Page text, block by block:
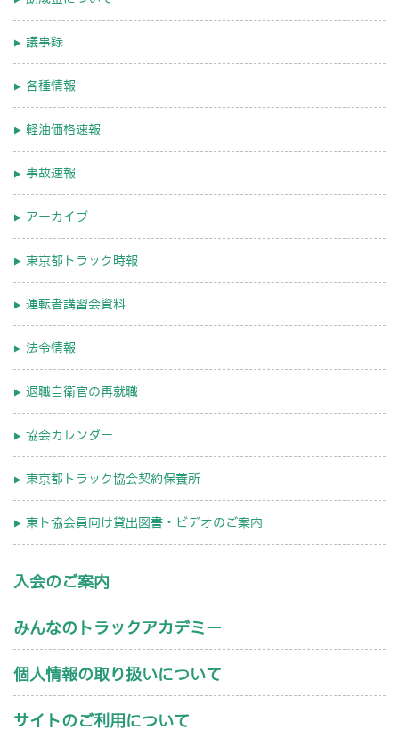
議事録
各種情報
軽油価格速報
事故速報
アーカイブ
東京都トラック時報
運転者講習会資料
法令情報
退職自衛官の再就職
協会カレンダー
東京都トラック協会契約保養所
東ト協会員向け貸出図書・ビデオのご案内
入会のご案内
みんなのトラックアカデミー
個人情報の取り扱いについて
サイトのご利用について